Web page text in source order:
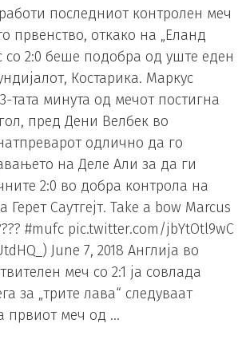
последниот контролен меч
првенство, откако на „Еланд
со 2:0 беше подобра од уште еден
Костарика. Маркус
тата минута од мечот постигна
пред Дени Велбек во
одлично да го
на Деле Али за да ги
2:0 во добра контрола на
Герет Саутгејт. Take a bow Marcus
#mufc pic.twitter.com/jbYtOtl9wC
June 7, 2018 Англија во
меч со 2:1 ја совлада
за „трите лава“ следуваат
првиот меч од …